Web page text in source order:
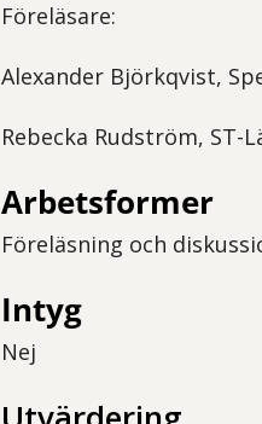
Föreläsare:
Alexander Björkqvist,
Rebecka Rudström, ST-
Arbetsformer
Föreläsning och
Intyg
Nej